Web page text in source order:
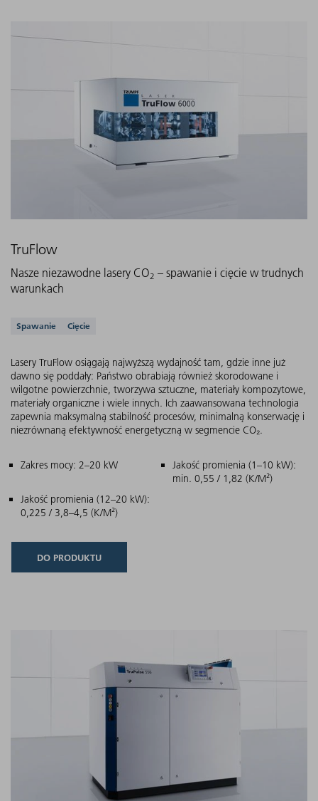
TruFlow
Nasze niezawodne lasery CO2 – spawanie i cięcie w trudnych
warunkach
Obsługiwane aplikacje
Spawanie Cięcie
Lasery TruFlow osiągają najwyższą wydajność tam, gdzie inne już
dawno się poddały: Państwo obrabiają również skorodowane i
wilgotne powierzchnie, tworzywa sztuczne, materiały kompozytowe,
materiały organiczne i wiele innych. Ich zaawansowana technologia
zapewnia maksymalną stabilność procesów, minimalną konserwację i
niezrównaną efektywność energetyczną w segmencie CO₂.
Główne cechy
Zakres mocy: 2–20 kW
Jakość promienia (1–10 kW):
min. 0,55 / 1,82 (K/M²)
Jakość promienia (12–20 kW):
0,225 / 3,8–4,5 (K/M²)
DO PRODUKTU